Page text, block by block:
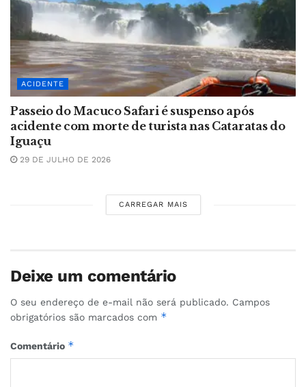
ACIDENTE
Passeio do Macuco Safari é suspenso após
acidente com morte de turista nas Cataratas do
Iguaçu
29 DE JULHO DE 2026
CARREGAR MAIS
Deixe um comentário
O seu endereço de e-mail não será publicado. Campos
obrigatórios são marcados com *
Comentário *